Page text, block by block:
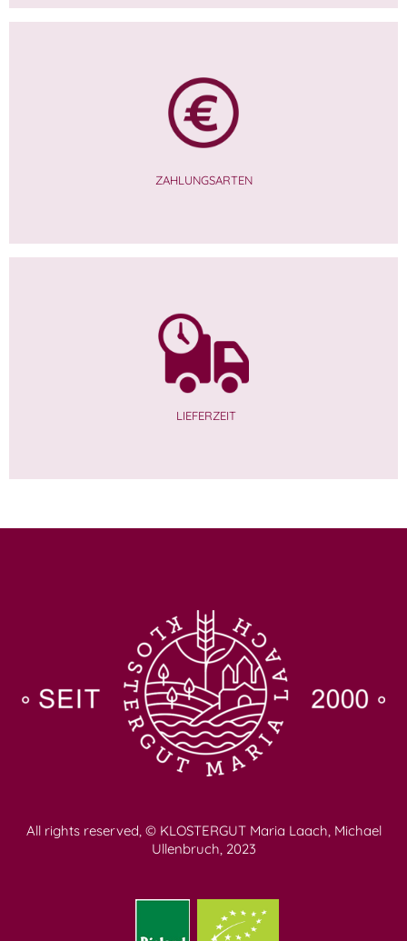
ZAHLUNGSARTEN
LIEFERZEIT
All rights reserved, © KLOSTERGUT Maria Laach, Michael
Ullenbruch, 2023